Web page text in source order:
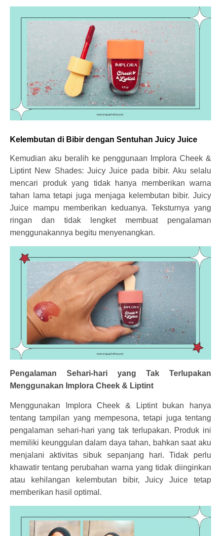
Kelembutan di Bibir dengan Sentuhan Juicy Juice
Kemudian aku beralih ke penggunaan Implora Cheek &
Liptint New Shades: Juicy Juice pada bibir. Aku selalu
mencari produk yang tidak hanya memberikan warna
tahan lama tetapi juga menjaga kelembutan bibir. Juicy
Juice mampu memberikan keduanya. Teksturnya yang
ringan dan tidak lengket membuat pengalaman
menggunakannya begitu menyenangkan.
Pengalaman Sehari-hari yang Tak Terlupakan
Menggunakan Implora Cheek & Liptint
Menggunakan Implora Cheek & Liptint bukan hanya
tentang tampilan yang mempesona, tetapi juga tentang
pengalaman sehari-hari yang tak terlupakan. Produk ini
memiliki keunggulan dalam daya tahan, bahkan saat aku
menjalani aktivitas sibuk sepanjang hari. Tidak perlu
khawatir tentang perubahan warna yang tidak diinginkan
atau kehilangan kelembutan bibir, Juicy Juice tetap
memberikan hasil optimal.